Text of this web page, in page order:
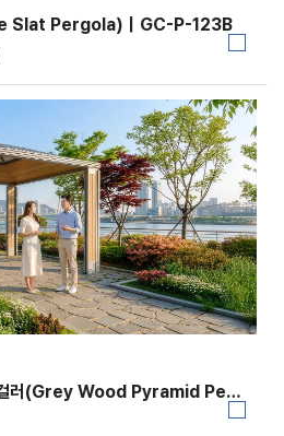
Slat Pergola)｜GC-P-123B
그레이우드 피라미드 퍼걸러(Grey Wood Pyramid Pergola)｜GC-P-109B